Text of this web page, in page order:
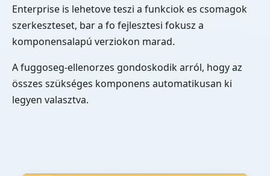
Enterprise is lehetove teszi a funkciok es csomagok
szerkeszteset, bar a fo fejlesztesi fokusz a
komponensalapú verziokon marad.
A fuggoseg-ellenorzes gondoskodik arról, hogy az
összes szükséges komponens automatikusan ki
legyen valasztva.